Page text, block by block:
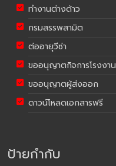
ทำงานต่างด้าว
กรมสรรพสามิต
ต่ออายุวีซ่า
ขออนุญาตกิจการโรงงาน
ขออนุญาตผู้ส่งออก
ดาวน์โหลดเอกสารฟรี
ป้ายกำกับ